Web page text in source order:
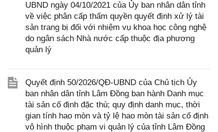
UBND ngày 04/10/2021 của Ủy ban nhân dân tỉnh
về việc phân cấp thẩm quyền quyết định xử lý tài
sản trang bị đối với nhiệm vụ khoa học công nghệ
do ngân sách Nhà nước cấp thuộc địa phương
quản lý
Quyết định 50/2026/QĐ-UBND của Chủ tịch Ủy
ban nhân dân tỉnh Lâm Đồng ban hành Danh mục
tài sản cố định đặc thù; quy định danh mục, thời
gian tính hao mòn và tỷ lệ hao mòn tài sản cố định
vô hình thuộc phạm vi quản lý của tỉnh Lâm Đồng